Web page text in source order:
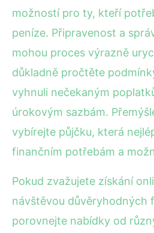
možností pro ty, kteří
peníze. Připravenost a
mohou proces výrazně
důkladně pročtěte
vyhnuli nečekaným
úrokovým sazbám.
vybírejte půjčku, která
finančním potřebám a
Pokud zvažujete získání
návštěvou důvěryhodných
porovnejte nabídky od